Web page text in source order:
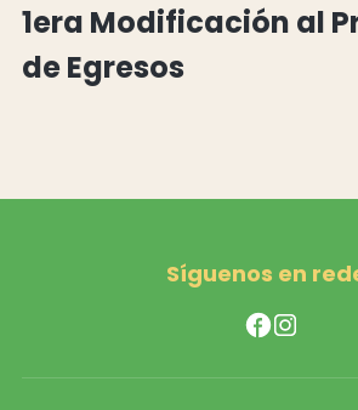
1era Modificación al
de Egresos
Síguenos en